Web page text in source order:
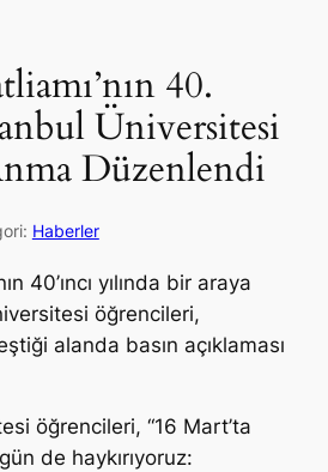
40.
Üniversitesi
Düzenlendi
Haberler
40’ıncı yılında bir araya
öğrencileri,
alanda basın açıklaması
öğrencileri, “16 Mart’ta
de haykırıyoruz: